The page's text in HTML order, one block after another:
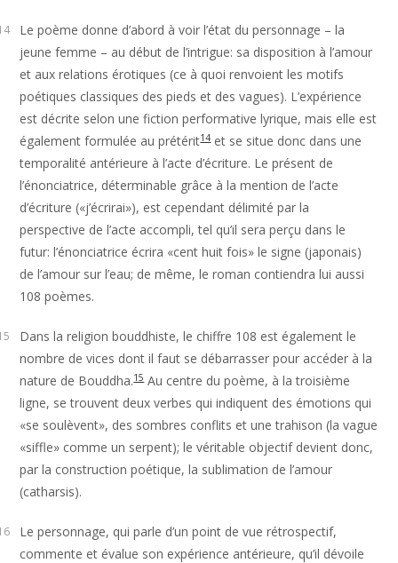
Le poème donne d’abord à voir l’état du personnage – la
jeune femme – au début de l’intrigue: sa disposition à l’amour
et aux relations érotiques (ce à quoi renvoient les motifs
poétiques classiques des pieds et des vagues). L’expérience
est décrite selon une fiction performative lyrique, mais elle est
également formulée au prétérit14et se situe donc dans une
temporalité antérieure à l’acte d’écriture. Le présent de
l’énonciatrice, déterminable grâce à la mention de l’acte
d’écriture («j’écrirai»), est cependant délimité par la
perspective de l’acte accompli, tel qu’il sera perçu dans le
futur: l’énonciatrice écrira «cent huit fois» le signe (japonais)
de l’amour sur l’eau; de même, le roman contiendra lui aussi
108 poèmes.
Dans la religion bouddhiste, le chiffre 108 est également le
nombre de vices dont il faut se débarrasser pour accéder à la
nature de Bouddha.15Au centre du poème, à la troisième
ligne, se trouvent deux verbes qui indiquent des émotions qui
«se soulèvent», des sombres conflits et une trahison (la vague
«siffle» comme un serpent); le véritable objectif devient donc,
par la construction poétique, la sublimation de l’amour
(catharsis).
Le personnage, qui parle d’un point de vue rétrospectif,
commente et évalue son expérience antérieure, qu’il dévoile